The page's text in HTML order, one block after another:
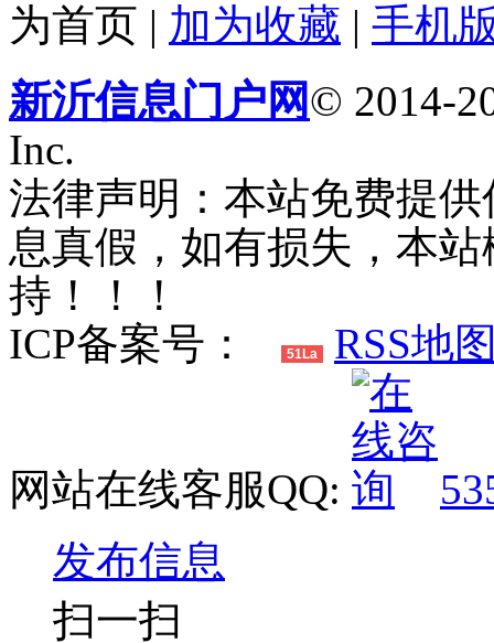
为首页 | 加为收藏 | 手机
新沂信息门户网© 2014-
Inc.
法律声明：本站免费提
息真假，如有损失，本
持！！！
ICP备案号：
51La RSS地
网站在线客服QQ:
发布信息
扫一扫